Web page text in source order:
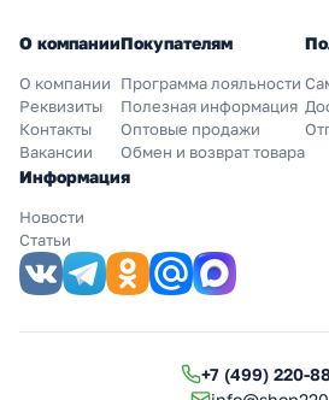
О компании
О компании
Реквизиты
Контакты
Вакансии
Покупателям
Программа лояльности
Полезная информация
Оптовые продажи
Обмен и возврат товара
Информация
Новости
Статьи
+7 (499) 220-